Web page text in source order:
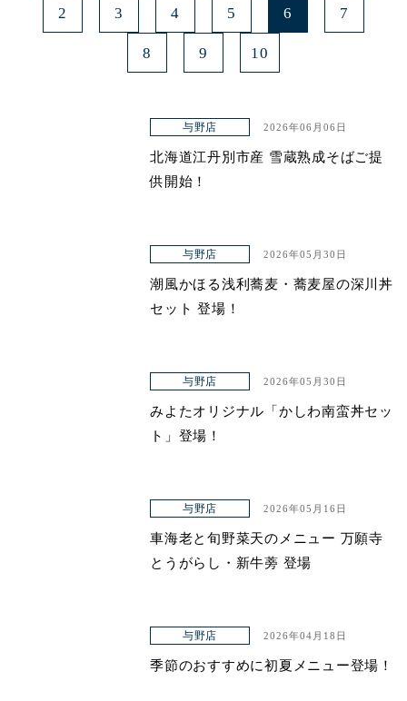
2 3 4 5 6 7
8 9 10
与野店 2026年06月06日
北海道江丹別市産 雪蔵熟成そばご提
供開始！
与野店 2026年05月30日
潮風かほる浅利蕎麦・蕎麦屋の深川丼
セット 登場！
与野店 2026年05月30日
みよたオリジナル「かしわ南蛮丼セッ
ト」登場！
与野店 2026年05月16日
車海老と旬野菜天のメニュー 万願寺
とうがらし・新牛蒡 登場
与野店 2026年04月18日
季節のおすすめに初夏メニュー登場！